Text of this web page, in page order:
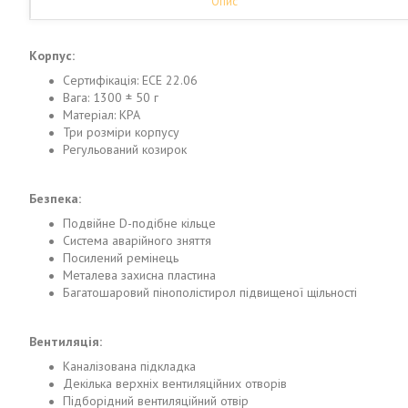
Корпус:
Сертифікація: ECE 22.06
Вага: 1300 ± 50 г
Матеріал: KPA
Три розміри корпусу
Регульований козирок
Безпека:
Подвійне D-подібне кільце
Система аварійного зняття
Посилений ремінець
Металева захисна пластина
Багатошаровий пінополістирол підвищеної щільності
Вентиляція:
Каналізована підкладка
Декілька верхніх вентиляційних отворів
Підборідний вентиляційний отвір